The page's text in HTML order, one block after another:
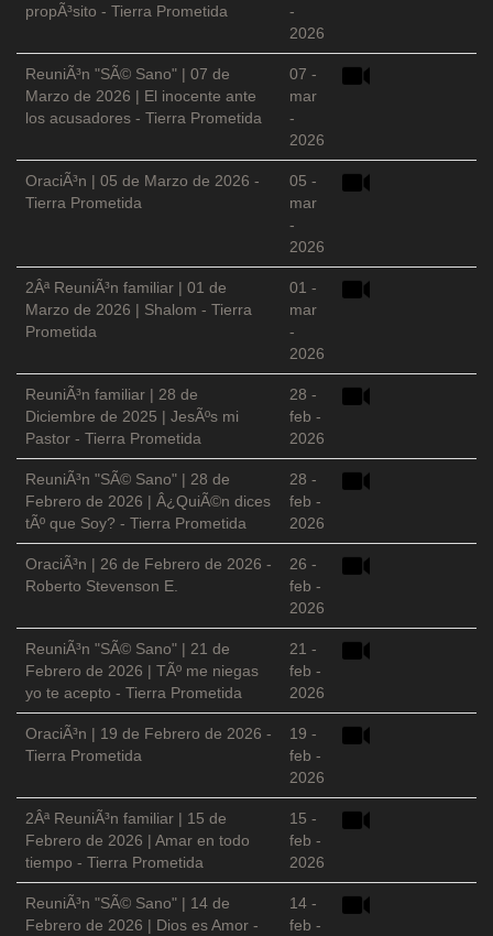
propÃ³sito - Tierra Prometida
-
2026
ReuniÃ³n "SÃ© Sano" | 07 de
Marzo de 2026 | El inocente ante
los acusadores - Tierra Prometida
07 -
mar
-
2026
OraciÃ³n | 05 de Marzo de 2026 -
Tierra Prometida
05 -
mar
-
2026
2Âª ReuniÃ³n familiar | 01 de
Marzo de 2026 | Shalom - Tierra
Prometida
01 -
mar
-
2026
ReuniÃ³n familiar | 28 de
Diciembre de 2025 | JesÃºs mi
Pastor - Tierra Prometida
28 -
feb -
2026
ReuniÃ³n "SÃ© Sano" | 28 de
Febrero de 2026 | Â¿QuiÃ©n dices
tÃº que Soy? - Tierra Prometida
28 -
feb -
2026
OraciÃ³n | 26 de Febrero de 2026 -
Roberto Stevenson E.
26 -
feb -
2026
ReuniÃ³n "SÃ© Sano" | 21 de
Febrero de 2026 | TÃº me niegas
yo te acepto - Tierra Prometida
21 -
feb -
2026
OraciÃ³n | 19 de Febrero de 2026 -
Tierra Prometida
19 -
feb -
2026
2Âª ReuniÃ³n familiar | 15 de
Febrero de 2026 | Amar en todo
tiempo - Tierra Prometida
15 -
feb -
2026
ReuniÃ³n "SÃ© Sano" | 14 de
Febrero de 2026 | Dios es Amor -
14 -
feb -